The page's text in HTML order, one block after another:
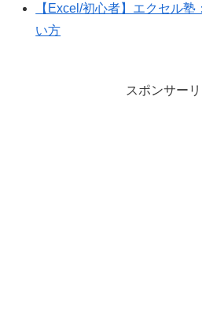
【Excel/初心者】エクセル
い方
スポンサー